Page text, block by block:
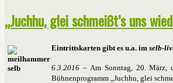
„Juchhu, glei schmeißt’s uns
Eintrittskarten gibt es u.a. im selb-
6.3.2016 – Am Sonntag, 20. März,
Bühnenprogramm „Juchhu, glei